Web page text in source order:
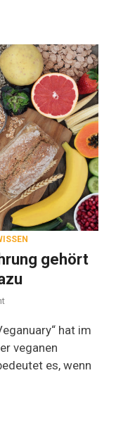
gehört
on
vegane
Ernährung
gehört
hat im
veganen
es, wenn